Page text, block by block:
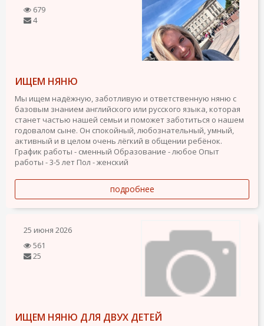
679
4
ИЩЕМ НЯНЮ
Мы ищем надёжную, заботливую и ответственную няню с
базовым знанием английского или русского языка, которая
станет частью нашей семьи и поможет заботиться о нашем
годовалом сыне. Он спокойный, любознательный, умный,
активный и в целом очень лёгкий в общении ребёнок.
График работы - сменный Образование - любое Опыт
работы - 3-5 лет Пол - женский
подробнее
25 июня 2026
561
25
ИЩЕМ НЯНЮ ДЛЯ ДВУХ ДЕТЕЙ